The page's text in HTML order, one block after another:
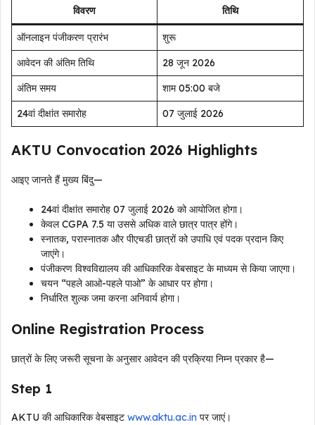
विवरण तिथि
ऑनलाइन पंजीकरण प्रारंभ
शुरू
आवेदन की अंतिम तिथि
28 जून 2026
अंतिम समय
शाम 05:00 बजे
24वां दीक्षांत समारोह
07 जुलाई 2026
AKTU Convocation 2026 Highlights
आइए जानते हैं मुख्य बिंदु—
24वां दीक्षांत समारोह 07 जुलाई 2026 को आयोजित होगा।
केवल CGPA 7.5 या उससे अधिक वाले छात्र पात्र होंगे।
स्नातक, परास्नातक और पीएचडी छात्रों को उपाधि एवं पदक प्रदान किए
जाएंगे।
पंजीकरण विश्वविद्यालय की आधिकारिक वेबसाइट के माध्यम से किया जाएगा।
चयन “पहले आओ-पहले पाओ” के आधार पर होगा।
निर्धारित शुल्क जमा करना अनिवार्य होगा।
Online Registration Process
छात्रों के लिए जरूरी सूचना के अनुसार आवेदन की प्रक्रिया निम्न प्रकार है—
Step 1
AKTU की आधिकारिक वेबसाइट www.aktu.ac.in पर जाएं।